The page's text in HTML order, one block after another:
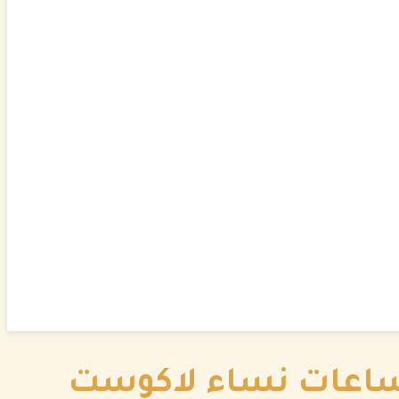
نساء لاكوست